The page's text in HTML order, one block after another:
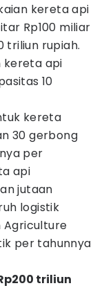
kereta api
Rp100 miliar
triliun rupiah.
kereta api
10
kereta
30 gerbong
per
api
jutaan
logistik
Agriculture
per tahunnya
triliun